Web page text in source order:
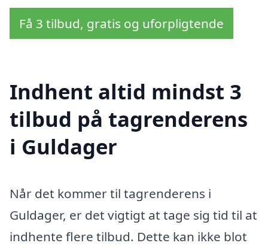
Få 3 tilbud, gratis og uforpligtende
Indhent altid mindst 3
tilbud på tagrenderens
i Guldager
Når det kommer til tagrenderens i
Guldager, er det vigtigt at tage sig tid til at
indhente flere tilbud. Dette kan ikke blot